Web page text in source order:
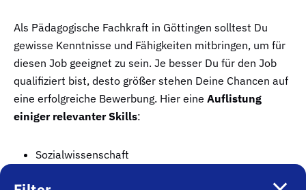
Als Pädagogische Fachkraft in Göttingen solltest Du
gewisse Kenntnisse und Fähigkeiten mitbringen, um für
diesen Job geeignet zu sein. Je besser Du für den Job
qualifiziert bist, desto größer stehen Deine Chancen auf
eine erfolgreiche Bewerbung. Hier eine Auflistung
einiger relevanter Skills:
Sozialwissenschaft